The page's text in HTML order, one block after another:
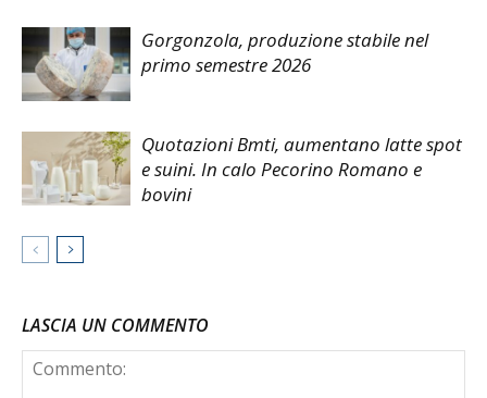
Gorgonzola, produzione stabile nel
primo semestre 2026
Quotazioni Bmti, aumentano latte spot
e suini. In calo Pecorino Romano e
bovini
LASCIA UN COMMENTO